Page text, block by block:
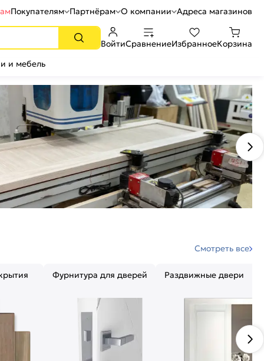
Покупателям Партнёрам О компании Адреса магазинов
ВойтиСравнениеИзбранноеКорзина
и мебель
Смотреть все
Фурнитура для дверей Раздвижные двери